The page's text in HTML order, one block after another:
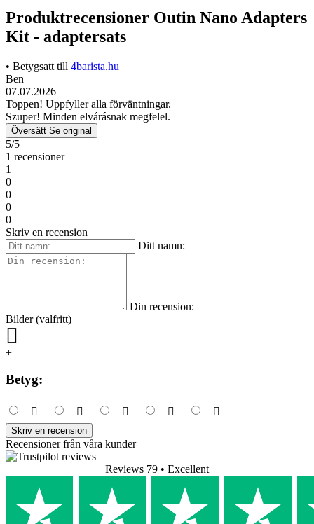
Produktrecensioner Outin Nano Adapters
Kit - adaptersats
• Betygsatt till 4barista.hu
Ben
07.07.2026
Toppen! Uppfyller alla förväntningar.
Szuper! Minden elvárásnak megfelel.
Översätt Se original
5/5
1 recensioner
1
0
0
0
0
Skriv en recension
Ditt namn:
Din recension:
Bilder (valfritt)
+
Betyg:
Skriv en recension
Recensioner från våra kunder
Reviews 79 • Excellent